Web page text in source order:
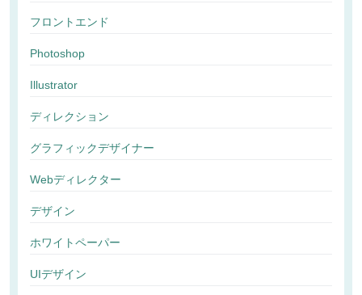
フロントエンド
Photoshop
Illustrator
ディレクション
グラフィックデザイナー
Webディレクター
デザイン
ホワイトペーパー
UIデザイン